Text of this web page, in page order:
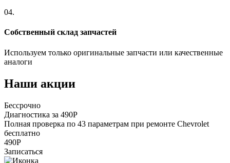
04.
Собственный склад запчастей
Используем только оригинальные запчасти или качественные
аналоги
Наши акции
Бессрочно
Диагностика за 490Р
Полная проверка по 43 параметрам при ремонте Chevrolet
бесплатно
490Р
Записаться